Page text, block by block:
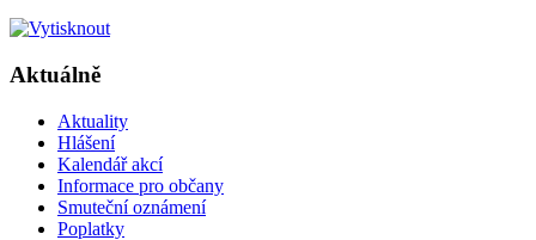
Aktuálně
Aktuality
Hlášení
Kalendář akcí
Informace pro občany
Smuteční oznámení
Poplatky